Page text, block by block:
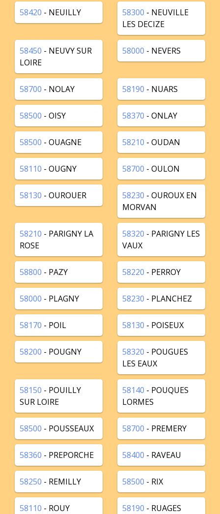
58420 - NEUILLY 58300 - NEUVILLE
LES DECIZE
58450 - NEUVY SUR
LOIRE
58000 - NEVERS
58700 - NOLAY 58190 - NUARS
58500 - OISY 58370 - ONLAY
58500 - OUAGNE 58210 - OUDAN
58110 - OUGNY 58700 - OULON
58130 - OUROUER 58230 - OUROUX EN
MORVAN
58210 - PARIGNY LA
ROSE
58320 - PARIGNY LES
VAUX
58800 - PAZY 58220 - PERROY
58000 - PLAGNY 58230 - PLANCHEZ
58170 - POIL 58130 - POISEUX
58200 - POUGNY 58320 - POUGUES
LES EAUX
58150 - POUILLY
SUR LOIRE
58140 - POUQUES
LORMES
58500 - POUSSEAUX 58700 - PREMERY
58360 - PREPORCHE 58400 - RAVEAU
58250 - REMILLY 58500 - RIX
58110 - ROUY 58190 - RUAGES